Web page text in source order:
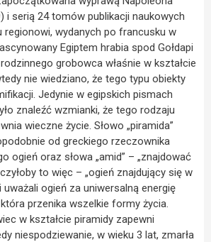
i serią 24 tomów publikacji naukowych
wydanych po francusku w
Egiptem hrabia spod Gołdapi
grobowca właśnie w kształcie
nie wiedziano, że tego typu obiekty
Jedynie w egipskich pismach
znaleźć wzmianki, że tego rodzaju
wieczne życie. Słowo „piramida”
od greckiego rzeczownika
ogień oraz słowa „amid” – „znajdować
to więc – „ogień znajdujący się w
uważali ogień za uniwersalną energię
przenika wszelkie formy życia.
w kształcie piramidy zapewni
niespodziewanie, w wieku 3 lat, zmarła